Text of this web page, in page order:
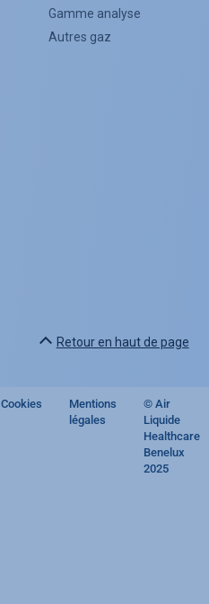
Gamme analyse
Autres gaz
Retour en haut de page
Footer
Cookies
Mentions
légales
© Air
Liquide
Healthcare
Benelux
2025